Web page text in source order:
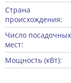
Страна
происхождения:
Число посадочных
мест:
Мощность (кВт):